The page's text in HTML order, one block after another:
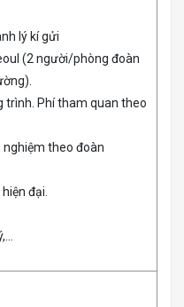
lý kí gửi
(2 người/phòng đoàn
trình. Phí tham quan theo
nghiệm theo đoàn
đại.